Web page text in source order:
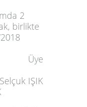
2
birlikte
IŞIK